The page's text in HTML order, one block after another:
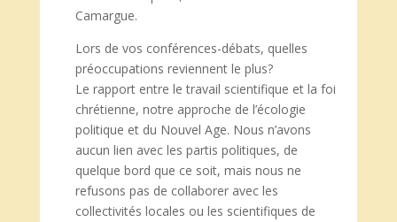
Camargue.
Lors de vos conférences-débats, quelles
préoccupations reviennent le plus?
Le rapport entre le travail scientifique et la foi
chrétienne, notre approche de l’écologie
politique et du Nouvel Age. Nous n’avons
aucun lien avec les partis politiques, de
quelque bord que ce soit, mais nous ne
refusons pas de collaborer avec les
collectivités locales ou les scientifiques de